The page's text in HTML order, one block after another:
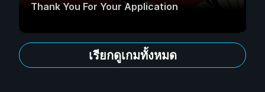
Thank You For Your Application
เรียกดูเกมทั้งหมด